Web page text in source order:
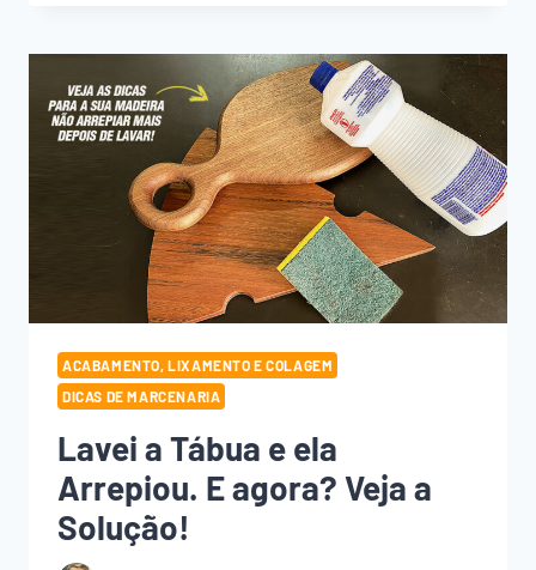
PARA
MADEIRAS
ESCURAS
ACABAMENTO, LIXAMENTO E COLAGEM
DICAS DE MARCENARIA
Lavei a Tábua e ela
Arrepiou. E agora? Veja a
Solução!